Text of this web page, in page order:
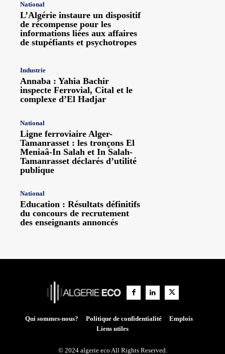
National
L’Algérie instaure un dispositif
de récompense pour les
informations liées aux affaires
de stupéfiants et psychotropes
Industrie
Annaba : Yahia Bachir
inspecte Ferrovial, Cital et le
complexe d’El Hadjar
National
Ligne ferroviaire Alger-
Tamanrasset : les tronçons El
Meniaâ-In Salah et In Salah-
Tamanrasset déclarés d’utilité
publique
National
Education : Résultats définitifs
du concours de recrutement
des enseignants annoncés
Qui sommes-nous? Politique de confidentialité
Emplois
Liens utiles
© 2024 algerie eco All Rights Reserved.